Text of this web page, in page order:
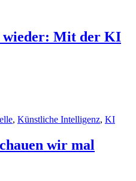
wieder: Mit der KI
, Künstliche Intelligenz, KI
wir mal